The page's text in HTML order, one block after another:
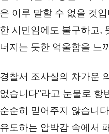
은 이루 말할 수 없을 것
한 시민임에도 불구하고,
너지는 듯한 억울함을 느
경찰서 조사실의 차가운
없습니다"라고 눈물로 항
순순히 믿어주지 않습니
유도하는 압박감 속에서